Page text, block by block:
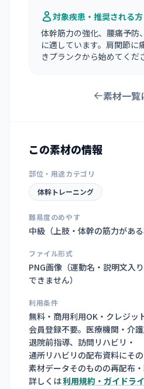
対象疾患・推奨される方
体幹筋力の強化、腰痛予防
に適しています。肩関節に
きプランクから始めてくだ
素材一覧
この素材の情報
部位・用途カテゴリ
体幹トレーニング
難易度のめやす
中級（上肢・体幹の筋力がある
ファイル形式
PNG画像（運動名・説明文入
できません）
利用条件
無料・商用利用OK・クレジッ
会員登録不要。医療機関・介
退院前指導、訪問リハビリ・
通所リハビリの配布資料にその
素材データそのものの再配布・
詳しくは利用規約・ガイドラ